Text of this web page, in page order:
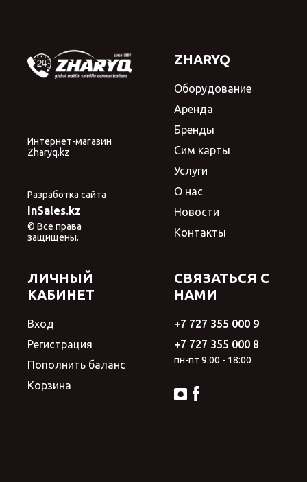
Интернет-магазин
Zharyq.kz
Разработка сайта
InSales.kz
© Все права
защищены.
ZHARYQ
Оборудование
Аренда
Бренды
Сим карты
Услуги
О нас
Новости
Контакты
ЛИЧНЫЙ
КАБИНЕТ
Вход
Регистрация
Пополнить баланс
Корзина
СВЯЗАТЬСЯ С
НАМИ
+7 727 355 000 9
+7 727 355 000 8
пн-пт 9.00 - 18:00